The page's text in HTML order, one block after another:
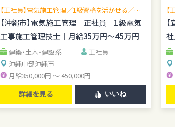
【正社員】電気施工管理／1級資格を活かせる／現
場管理経験を広げられる／公共工事中心／転勤な
し
【沖縄市】電気施工管理｜正社員｜1級電気
工事施工管理技士｜月給35万円～45万円
建築・土木・建設系
正社員
沖縄中部沖縄市
月給350,000円 ～ 450,000円
詳細を見る いいね
管